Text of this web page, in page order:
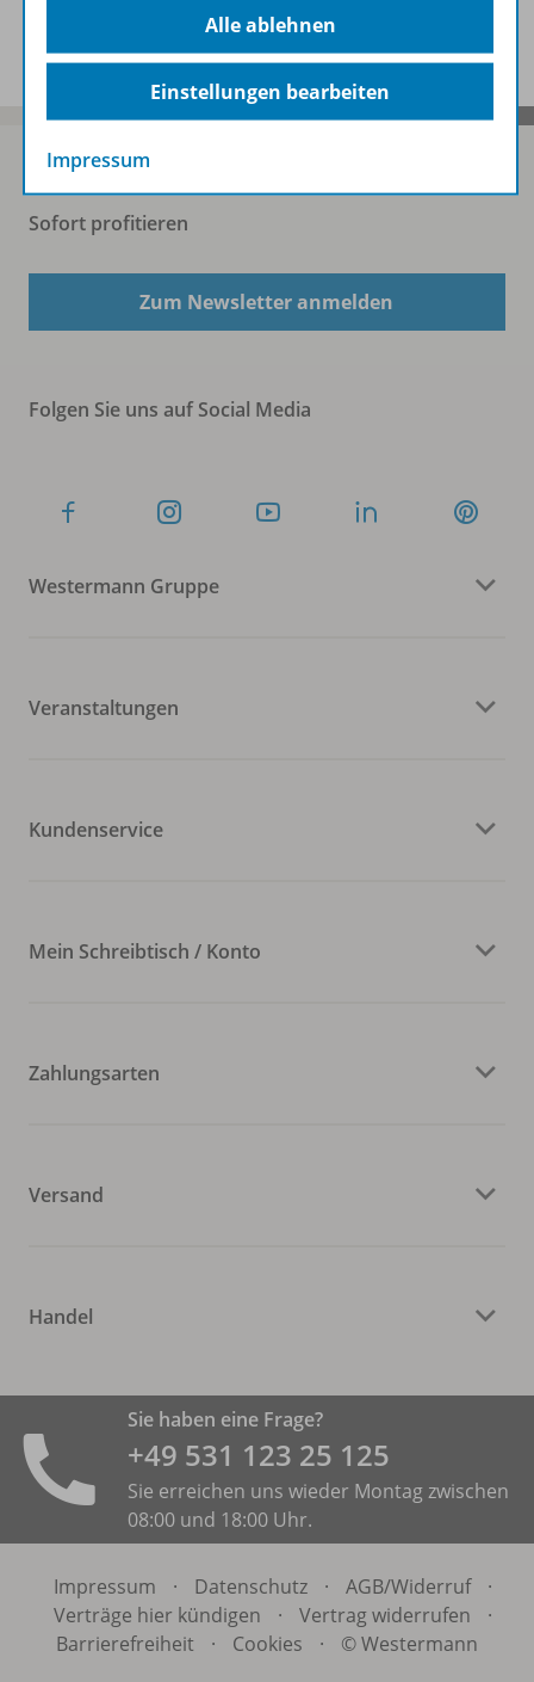
Benachrichtigungs-Service
Sofort profitieren
Zum Newsletter anmelden
Folgen Sie uns auf Social Media
Westermann Gruppe
Veranstaltungen
Kundenservice
Mein Schreibtisch / Konto
Zahlungsarten
Versand
Handel
Sie haben eine Frage?
+49 531 ­123 25 125
Sie erreichen uns wieder Montag zwischen
08:00 und 18:00 Uhr.
Impressum · Datenschutz · AGB/Widerruf
·
Verträge hier kündigen
· Vertrag widerrufen
·
Barrierefreiheit
· Cookies · © Westermann
Alle ablehnen
Einstellungen bearbeiten
Impressum